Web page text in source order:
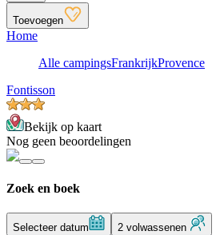
Toevoegen
Home
Alle campingsFrankrijkProvence
Fontisson
Bekijk op kaart
Nog geen beoordelingen
Zoek en boek
Selecteer datum 2 volwassenen